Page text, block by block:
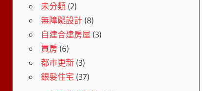
未分類(2)
無障礙設計(8)
自建合建房屋 (3)
買房(6)
都市更新(3)
銀髮住宅 (37)